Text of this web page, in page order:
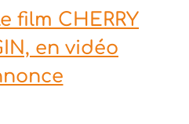
film CHERRY
en vidéo